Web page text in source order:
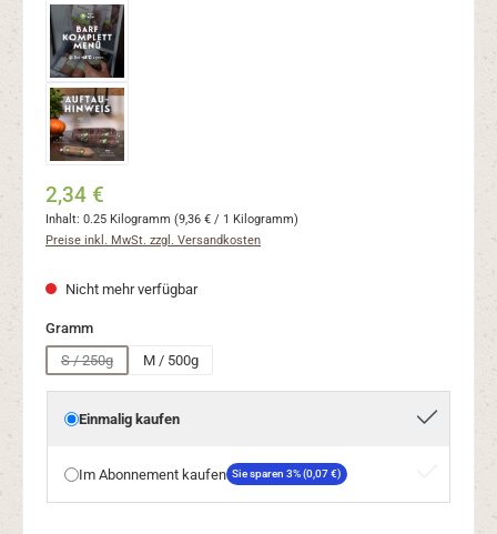
2,34 €
Inhalt: 0.25 Kilogramm (9,36 € / 1 Kilogramm)
Preise inkl. MwSt. zzgl. Versandkosten
Nicht mehr verfügbar
Grammauswählen
S / 250g
(Diese Option ist zurzeit nicht verfügbar.)
M / 500g
Einmalig kaufen
Im Abonnement kaufen Sie sparen 3% (0,07 €)